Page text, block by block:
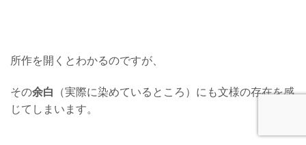
所作を開くとわかるのですが、
その余白
（実際に染めているところ）にも文様の存在を感
じてしまいます。